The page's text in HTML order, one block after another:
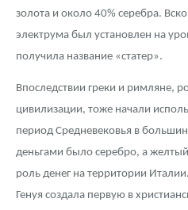
Русская нумизматика
Наборы подарочных и
Монеты и жетоны из недрагоценных
Книги по нумизматике
золота и около 40% серебра.
электрума был установлен на
получила название «статер».
Впоследствии греки и римляне,
цивилизации, тоже начали
период Средневековья в
деньгами было серебро, а желтый
роль денег на территории
Генуя создала первую в